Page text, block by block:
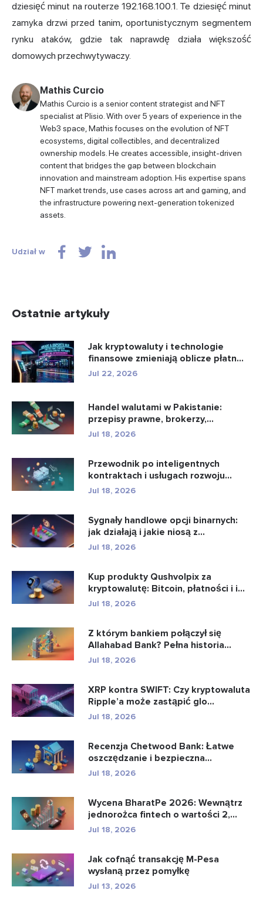
dziesięć minut na routerze 192.168.100.1. Te dziesięć minut
zamyka drzwi przed tanim, oportunistycznym segmentem
rynku ataków, gdzie tak naprawdę działa większość
domowych przechwytywaczy.
Mathis Curcio
Mathis Curcio is a senior content strategist and NFT
specialist at Plisio. With over 5 years of experience in the
Web3 space, Mathis focuses on the evolution of NFT
ecosystems, digital collectibles, and decentralized
ownership models. He creates accessible, insight-driven
content that bridges the gap between blockchain
innovation and mainstream adoption. His expertise spans
NFT market trends, use cases across art and gaming, and
the infrastructure powering next-generation tokenized
assets.
Udział w
Ostatnie artykuły
Jak kryptowaluty i technologie
finansowe zmieniają oblicze płatn...
Jul 22, 2026
Handel walutami w Pakistanie:
przepisy prawne, brokerzy,
aplikacje...
Jul 18, 2026
Przewodnik po inteligentnych
kontraktach i usługach rozwoju
intel...
Jul 18, 2026
Sygnały handlowe opcji binarnych:
jak działają i jakie niosą z...
Jul 18, 2026
Kup produkty Qushvolpix za
kryptowalutę: Bitcoin, płatności i i...
Jul 18, 2026
Z którym bankiem połączył się
Allahabad Bank? Pełna historia...
Jul 18, 2026
XRP kontra SWIFT: Czy kryptowaluta
Ripple’a może zastąpić glo...
Jul 18, 2026
Recenzja Chetwood Bank: Łatwe
oszczędzanie i bezpieczna
bankowo�...
Jul 18, 2026
Wycena BharatPe 2026: Wewnątrz
jednorożca fintech o wartości 2,...
Jul 18, 2026
Jak cofnąć transakcję M-Pesa
wysłaną przez pomyłkę
Jul 13, 2026